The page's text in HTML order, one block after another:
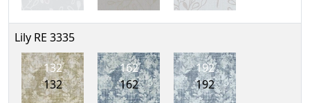
Lily RE 3335
132
132
162
162
192
192